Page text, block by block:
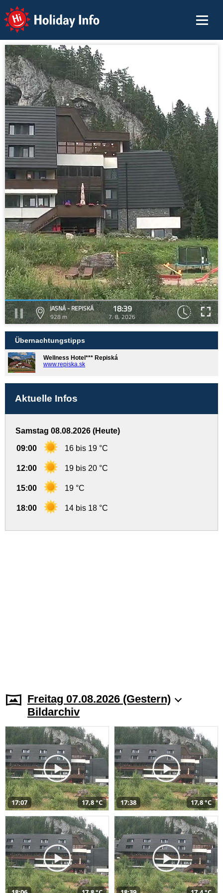
Holiday Info
JASNÁ - REPISKÁ
928 m
18:39
7. 8. 2026
Übernachtungstipps
Wellness Hotel*** Repiská
www.repiska.sk
Aktuelle Infos
Samstag 08.08.2026 (Heute)
09:00 16 bis 19 °C
12:00 19 bis 20 °C
15:00 19 °C
18:00 14 bis 18 °C
Freitag 07.08.2026 (Gestern)
Bildarchiv
17:07 17,8 °C 17:38 17,8 °C